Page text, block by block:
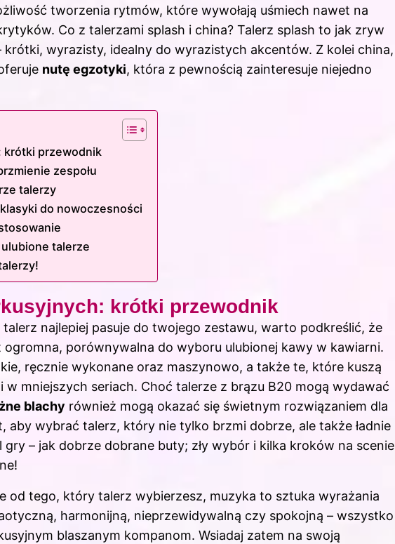
tworzenia rytmów, które wywołają uśmiech nawet na
Co z talerzami splash i china? Talerz splash to jak zryw
wyrazisty, idealny do wyrazistych akcentów. Z kolei china,
nutę egzotyki, która z pewnością zainteresuje niejedno
krótki przewodnik
zespołu
talerzy
do nowoczesności
talerze
krótki przewodnik
najlepiej pasuje do twojego zestawu, warto podkreślić, że
porównywalna do wyboru ulubionej kawy w kawiarni.
ręcznie wykonane oraz maszynowo, a także te, które kuszą
w mniejszych seriach. Choć talerze z brązu B20 mogą wydawać
blachy również mogą okazać się świetnym rozwiązaniem dla
aby wybrać talerz, który nie tylko brzmi dobrze, ale także ładnie
– jak dobrze dobrane buty; zły wybór i kilka kroków na scenie
od tego, który talerz wybierzesz, muzyka to sztuka wyrażania
harmonijną, nieprzewidywalną czy spokojną – wszystko
blaszanym kompanom. Wsiadaj zatem na swoją